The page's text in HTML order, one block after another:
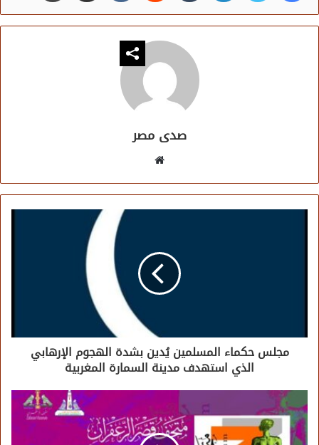
صدى مصر
مجلس حكماء المسلمين يُدين بشدة الهجوم الإرهابي
الذي استهدف مدينة السمارة المغربية